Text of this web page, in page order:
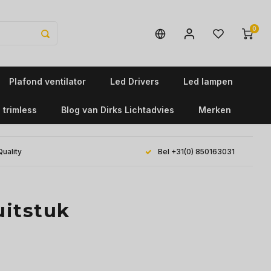
0
Plafond ventilator Led Drivers Led lampen
trimless Blog van Dirks Lichtadvies Merken
Bel +31(0) 850163031